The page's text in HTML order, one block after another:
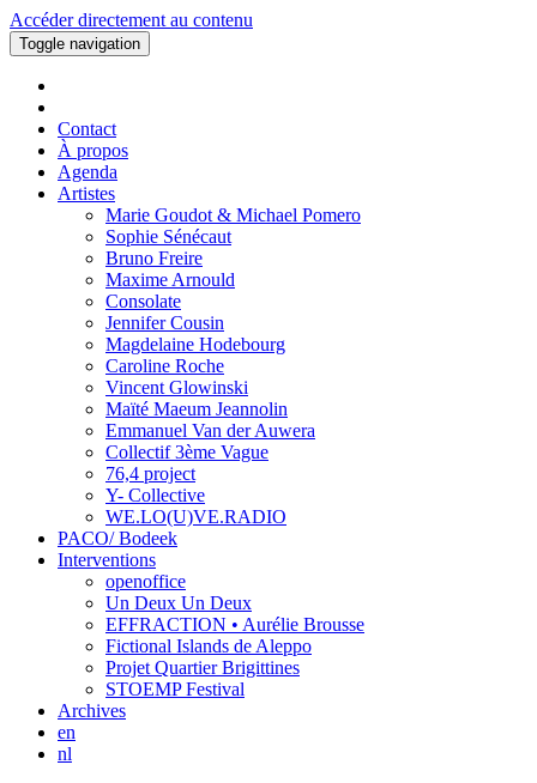
Accéder directement au contenu
Toggle navigation
Contact
À propos
Agenda
Artistes
Marie Goudot & Michael Pomero
Sophie Sénécaut
Bruno Freire
Maxime Arnould
Consolate
Jennifer Cousin
Magdelaine Hodebourg
Caroline Roche
Vincent Glowinski
Maïté Maeum Jeannolin
Emmanuel Van der Auwera
Collectif 3ème Vague
76,4 project
Y- Collective
WE.LO(U)VE.RADIO
PACO/ Bodeek
Interventions
openoffice
Un Deux Un Deux
EFFRACTION • Aurélie Brousse
Fictional Islands de Aleppo
Projet Quartier Brigittines
STOEMP Festival
Archives
en
nl